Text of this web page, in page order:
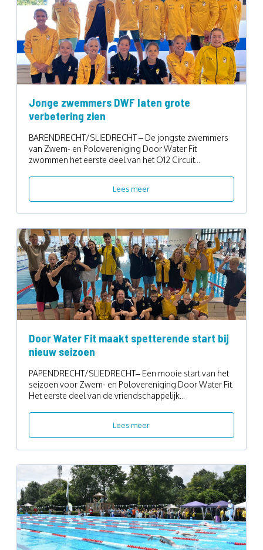
Jonge zwemmers DWF laten grote
verbetering zien
BARENDRECHT/SLIEDRECHT – De jongste zwemmers
van Zwem- en Polovereniging Door Water Fit
zwommen het eerste deel van het O12 Circuit...
Lees meer
Door Water Fit maakt spetterende start bij
nieuw seizoen
PAPENDRECHT/SLIEDRECHT– Een mooie start van het
seizoen voor Zwem- en Polovereniging Door Water Fit.
Het eerste deel van de vriendschappelijk...
Lees meer